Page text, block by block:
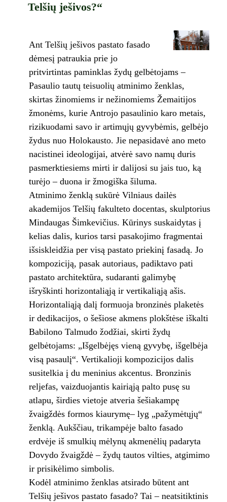
Telšių ješivos?“
Ant Telšių ješivos pastato fasado
dėmesį patraukia prie jo
pritvirtintas paminklas žydų gelbėtojams –
Pasaulio tautų teisuolių atminimo ženklas,
skirtas žinomiems ir nežinomiems Žemaitijos
žmonėms, kurie Antrojo pasaulinio karo metais,
rizikuodami savo ir artimųjų gyvybėmis, gelbėjo
žydus nuo Holokausto. Jie nepasidavė ano meto
nacistinei ideologijai, atvėrė savo namų duris
pasmerktiesiems mirti ir dalijosi su jais tuo, ką
turėjo – duona ir žmogiška šiluma.
Atminimo ženklą sukūrė Vilniaus dailės
akademijos Telšių fakulteto docentas, skulptorius
Mindaugas Šimkevičius. Kūrinys suskaidytas į
kelias dalis, kurios tarsi pasakojimo fragmentai
išsiskleidžia per visą pastato priekinį fasadą. Jo
kompoziciją, pasak autoriaus, padiktavo pati
pastato architektūra, sudaranti galimybę
išryškinti horizontaliąją ir vertikaliąją ašis.
Horizontaliąją dalį formuoja bronzinės plaketės
ir dedikacijos, o šešiose akmens plokštėse iškalti
Babilono Talmudo žodžiai, skirti žydų
gelbėtojams: „Išgelbėjęs vieną gyvybę, išgelbėja
visą pasaulį“. Vertikalioji kompozicijos dalis
susitelkia į du meninius akcentus. Bronzinis
reljefas, vaizduojantis kairiąją palto pusę su
atlapu, širdies vietoje atveria šešiakampę
žvaigždės formos kiaurymę– lyg „pažymėtųjų“
ženklą. Aukščiau, trikampėje balto fasado
erdvėje iš smulkių mėlynų akmenėlių padaryta
Dovydo žvaigždė – žydų tautos vilties, atgimimo
ir prisikėlimo simbolis.
Kodėl atminimo ženklas atsirado būtent ant
Telšių ješivos pastato fasado? Tai – neatsitiktinis